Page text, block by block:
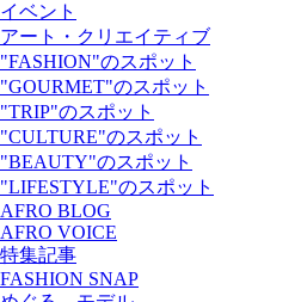
イベント
アート・クリエイティブ
"FASHION"のスポット
"GOURMET"のスポット
"TRIP"のスポット
"CULTURE"のスポット
"BEAUTY"のスポット
"LIFESTYLE"のスポット
AFRO BLOG
AFRO VOICE
特集記事
FASHION SNAP